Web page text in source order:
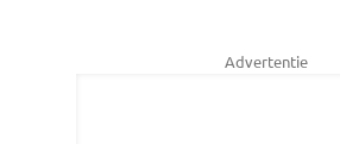
Advertentie